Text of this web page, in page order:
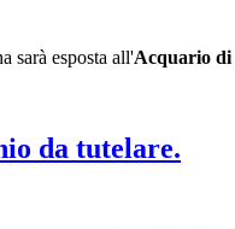
sarà esposta all'Acquario di
da tutelare.